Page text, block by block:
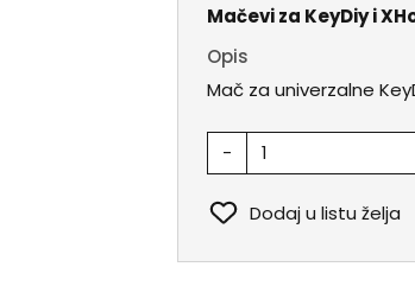
Mačevi za KeyDiy i
Opis
Mač za univerzalne
-
Dodaj u listu želja